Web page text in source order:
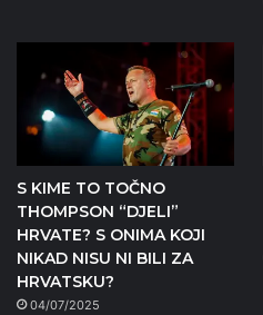
S KIME TO TOČNO
THOMPSON “DJELI”
HRVATE? S ONIMA KOJI
NIKAD NISU NI BILI ZA
HRVATSKU?
04/07/2025